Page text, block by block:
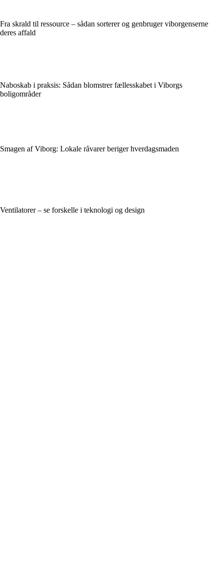
Fra skrald til ressource – sådan sorterer og genbruger viborgenserne
deres affald
Naboskab i praksis: Sådan blomstrer fællesskabet i Viborgs
boligområder
Smagen af Viborg: Lokale råvarer beriger hverdagsmaden
Ventilatorer – se forskelle i teknologi og design